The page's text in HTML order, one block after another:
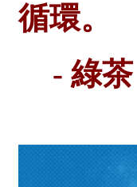
循環。
- 綠